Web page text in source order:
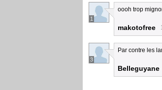
1
oooh trop
makotofree
3
Par contre les
Belleguyane